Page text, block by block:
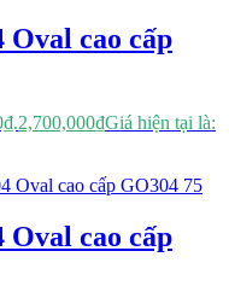
Oval cao cấp
2,700,000₫Giá hiện tại là:
Oval cao cấp